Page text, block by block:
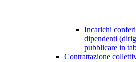
Incarichi
dipendenti
pubblicare in
Contrattazione